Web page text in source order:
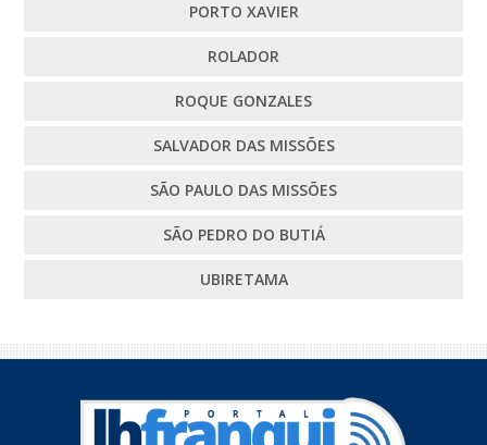
PORTO XAVIER
ROLADOR
ROQUE GONZALES
SALVADOR DAS MISSÕES
SÃO PAULO DAS MISSÕES
SÃO PEDRO DO BUTIÁ
UBIRETAMA